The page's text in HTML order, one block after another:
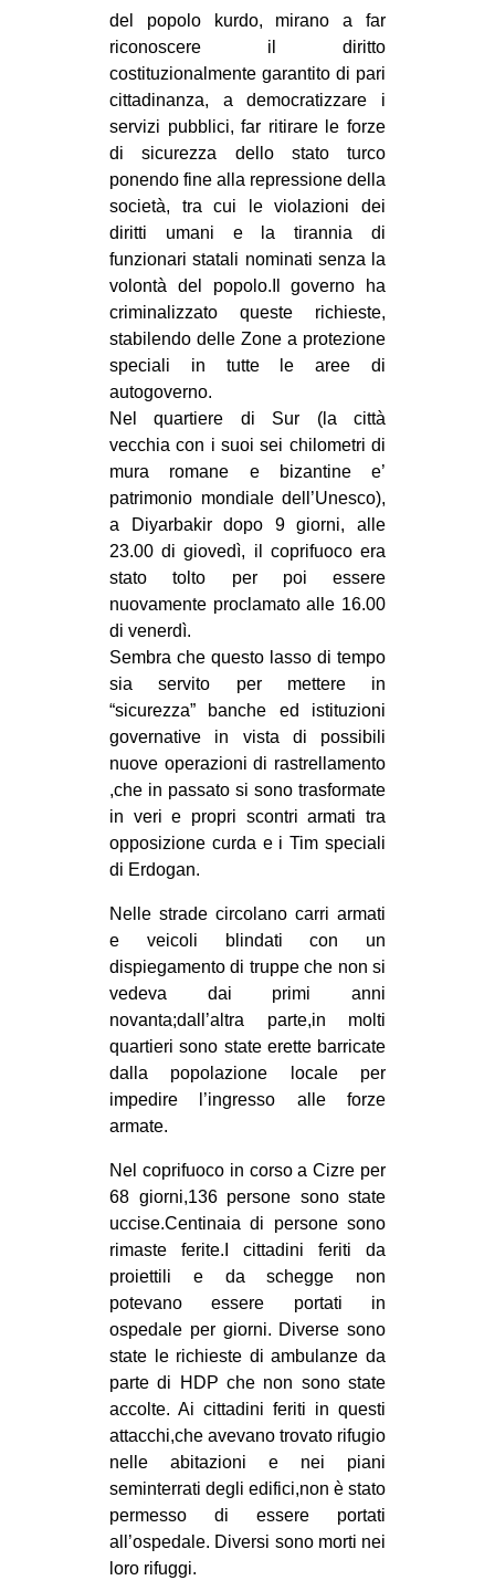
del popolo kurdo, mirano a far
riconoscere il diritto
costituzionalmente garantito di pari
cittadinanza, a democratizzare i
servizi pubblici, far ritirare le forze
di sicurezza dello stato turco
ponendo fine alla repressione della
società, tra cui le violazioni dei
diritti umani e la tirannia di
funzionari statali nominati senza la
volontà del popolo.Il governo ha
criminalizzato queste richieste,
stabilendo delle Zone a protezione
speciali in tutte le aree di
autogoverno.
Nel quartiere di Sur (la città
vecchia con i suoi sei chilometri di
mura romane e bizantine e’
patrimonio mondiale dell’Unesco),
a Diyarbakir dopo 9 giorni, alle
23.00 di giovedì, il coprifuoco era
stato tolto per poi essere
nuovamente proclamato alle 16.00
di venerdì.
Sembra che questo lasso di tempo
sia servito per mettere in
“sicurezza” banche ed istituzioni
governative in vista di possibili
nuove operazioni di rastrellamento
,che in passato si sono trasformate
in veri e propri scontri armati tra
opposizione curda e i Tim speciali
di Erdogan.
Nelle strade circolano carri armati
e veicoli blindati con un
dispiegamento di truppe che non si
vedeva dai primi anni
novanta;dall’altra parte,in molti
quartieri sono state erette barricate
dalla popolazione locale per
impedire l’ingresso alle forze
armate.
Nel coprifuoco in corso a Cizre per
68 giorni,136 persone sono state
uccise.Centinaia di persone sono
rimaste ferite.I cittadini feriti da
proiettili e da schegge non
potevano essere portati in
ospedale per giorni. Diverse sono
state le richieste di ambulanze da
parte di HDP che non sono state
accolte. Ai cittadini feriti in questi
attacchi,che avevano trovato rifugio
nelle abitazioni e nei piani
seminterrati degli edifici,non è stato
permesso di essere portati
all’ospedale. Diversi sono morti nei
loro rifuggi.